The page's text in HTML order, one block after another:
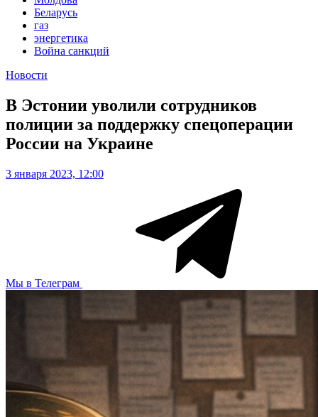
Беларусь
газ
энергетика
Война санкций
Новости
В Эстонии уволили сотрудников
полиции за поддержку спецоперации
России на Украине
3 января 2023, 12:00
Мы в Телеграм